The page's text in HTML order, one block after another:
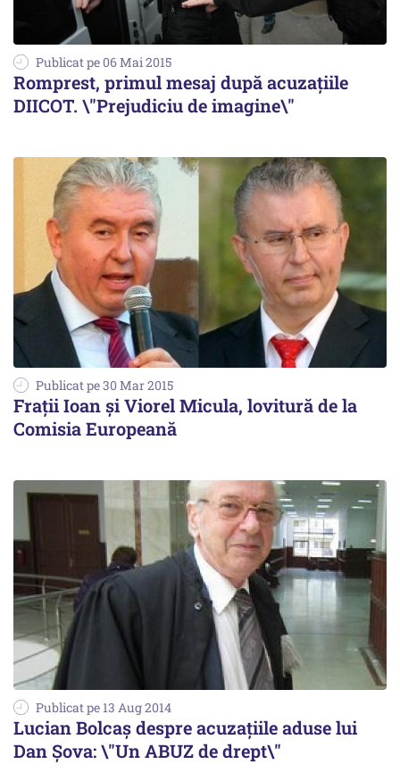
Publicat pe 06 Mai 2015
Romprest, primul mesaj după acuzațiile
DIICOT. \"Prejudiciu de imagine\"
Publicat pe 30 Mar 2015
Frații Ioan și Viorel Micula, lovitură de la
Comisia Europeană
Publicat pe 13 Aug 2014
Lucian Bolcaș despre acuzațiile aduse lui
Dan Șova: \"Un ABUZ de drept\"